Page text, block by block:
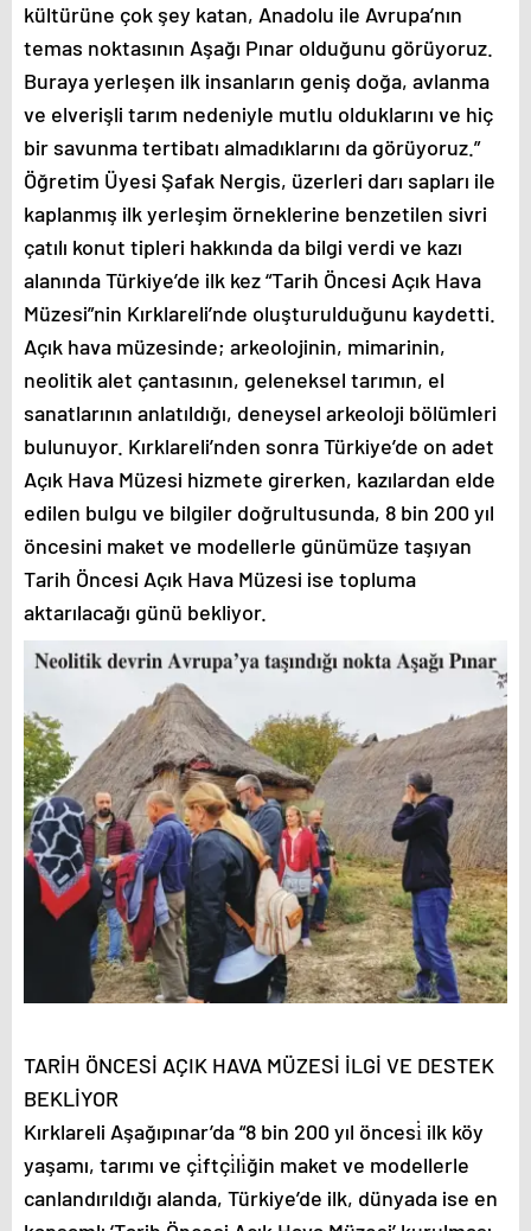
kültürüne çok şey katan, Anadolu ile Avrupa’nın
temas noktasının Aşağı Pınar olduğunu görüyoruz.
Buraya yerleşen ilk insanların geniş doğa, avlanma
ve elverişli tarım nedeniyle mutlu olduklarını ve hiç
bir savunma tertibatı almadıklarını da görüyoruz.”
Öğretim Üyesi Şafak Nergis, üzerleri darı sapları ile
kaplanmış ilk yerleşim örneklerine benzetilen sivri
çatılı konut tipleri hakkında da bilgi verdi ve kazı
alanında Türkiye’de ilk kez “Tarih Öncesi Açık Hava
Müzesi”nin Kırklareli’nde oluşturulduğunu kaydetti.
Açık hava müzesinde; arkeolojinin, mimarinin,
neolitik alet çantasının, geleneksel tarımın, el
sanatlarının anlatıldığı, deneysel arkeoloji bölümleri
bulunuyor. Kırklareli’nden sonra Türkiye’de on adet
Açık Hava Müzesi hizmete girerken, kazılardan elde
edilen bulgu ve bilgiler doğrultusunda, 8 bin 200 yıl
öncesini maket ve modellerle günümüze taşıyan
Tarih Öncesi Açık Hava Müzesi ise topluma
aktarılacağı günü bekliyor.
TARİH ÖNCESİ AÇIK HAVA MÜZESİ İLGİ VE DESTEK
BEKLİYOR
Kırklareli Aşağıpınar’da “8 bin 200 yıl öncesi̇ ilk köy
yaşamı, tarımı ve çi̇ftçi̇li̇ğin maket ve modellerle
canlandırıldığı alanda, Türkiye’de ilk, dünyada ise en